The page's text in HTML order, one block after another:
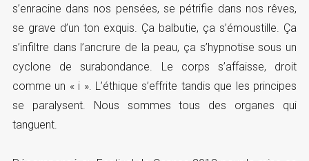
s’enracine dans nos pensées, se pétrifie dans nos rêves,
se grave d’un ton exquis. Ça balbutie, ça s’émoustille. Ça
s’infiltre dans l’ancrure de la peau, ça s’hypnotise sous un
cyclone de surabondance. Le corps s’affaisse, droit
comme un « i ». L’éthique s’effrite tandis que les principes
se paralysent. Nous sommes tous des organes qui
tanguent.